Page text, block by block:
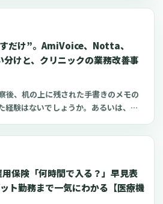
ニック、訪問看護ステーション、介
ですぐに実践できる具体的な対策
整理していきます。また、記事の途
を減らしながら、よりスムーズに応募
選択肢として「お試し勤務」という
間も少ない募集サービス「クーラ」の
とで、無理なく始めることができま
々の運用費用は、想像以上に重く、
なり得ます。私も全国のクリニック
の更新や保守契約の見積りを前にし
なのだろうか」「どこか削れる部分
な悩みを何度も伺ってきました。この
感に寄り添いながら、「MRI保守の
を基に、明日からでも実践できるコス
ます。また、本稿のテーマであるコ
契約だけに留まりません。MRIを最大
や診療放射線技師の採用、そして装置
触れていきます。その中で、登録母
フォーム「クーラ」の活用も、有効な
します。
だけ”。AmiVoice、Notta、
けと、クリニックの業務改善事
後、机の上に残された手書きのメモの
経験はないでしょうか。あるいは、患
しさを感じてはいないでしょうか。私
生方やスタッフの皆さまとお話しする
ードを打つ時間を減らすことが、患者
す」という、非常にシンプルでありな
きく左右する事実です。本稿では、外
カルテの下書き作成の時間を短縮す
保険「何時間で入る？」早見表
ト勤務まで一気にわかる【医療機